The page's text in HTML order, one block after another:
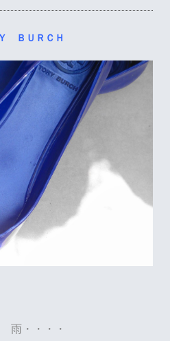
ＢＵＲＣＨ
雨・・・・